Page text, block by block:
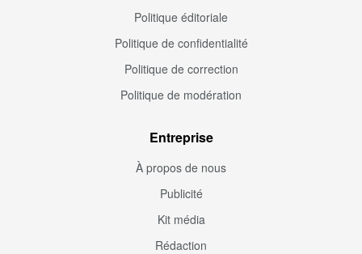
Politique éditoriale
Politique de confidentialité
Politique de correction
Politique de modération
Entreprise
À propos de nous
Publicité
Kit média
Rédaction